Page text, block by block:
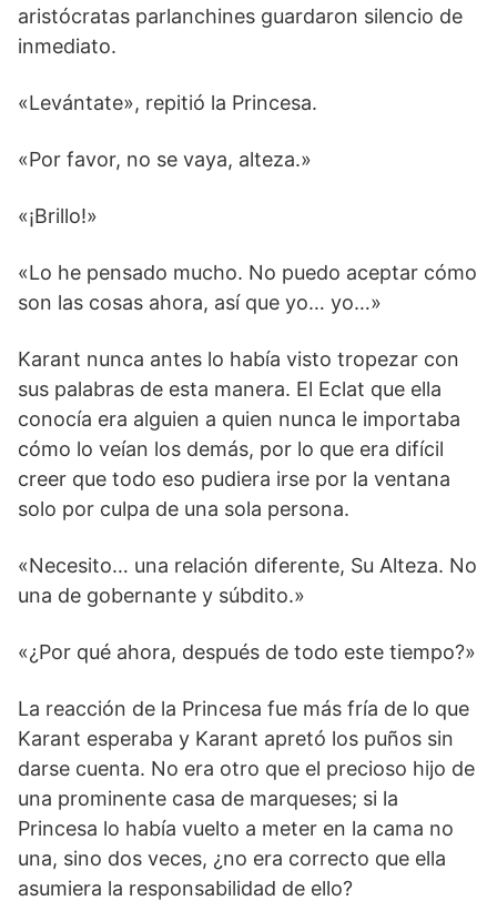
aristócratas parlanchines guardaron silencio de
inmediato.
«Levántate», repitió la Princesa.
«Por favor, no se vaya, alteza.»
«¡Brillo!»
«Lo he pensado mucho. No puedo aceptar cómo
son las cosas ahora, así que yo… yo…»
Karant nunca antes lo había visto tropezar con
sus palabras de esta manera. El Eclat que ella
conocía era alguien a quien nunca le importaba
cómo lo veían los demás, por lo que era difícil
creer que todo eso pudiera irse por la ventana
solo por culpa de una sola persona.
«Necesito… una relación diferente, Su Alteza. No
una de gobernante y súbdito.»
«¿Por qué ahora, después de todo este tiempo?»
La reacción de la Princesa fue más fría de lo que
Karant esperaba y Karant apretó los puños sin
darse cuenta. No era otro que el precioso hijo de
una prominente casa de marqueses; si la
Princesa lo había vuelto a meter en la cama no
una, sino dos veces, ¿no era correcto que ella
asumiera la responsabilidad de ello?